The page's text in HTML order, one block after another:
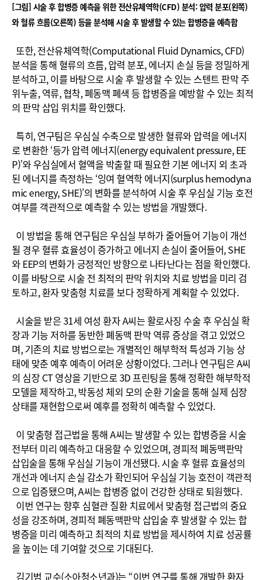
[그림] 시술 후 합병증 예측을 위한 전산유체역학(CFD) 분석: 압력 분포(왼쪽)
와 혈류 흐름(오른쪽) 등을 분석해 시술 후 발생할 수 있는 합병증을 예측함
또한, 전산유체역학(Computational Fluid Dynamics, CFD)
분석을 통해 혈류의 흐름, 압력 분포, 에너지 손실 등을 정밀하게
분석하고, 이를 바탕으로 시술 후 발생할 수 있는 스텐트 판막 주
위누출, 역류, 협착, 폐동맥 폐색 등 합병증을 예방할 수 있는 최적
의 판막 삽입 위치를 확인했다.
특히, 연구팀은 우심실 수축으로 발생한 혈류와 압력을 에너지
로 변환한 ‘등가 압력 에너지(energy equivalent pressure, EE
P)’와 우심실에서 혈액을 박출할 때 필요한 기본 에너지 외 초과
된 에너지를 측정하는 ‘잉여 혈역학 에너지(surplus hemodyna
mic energy, SHE)’의 변화를 분석하여 시술 후 우심실 기능 호전
여부를 객관적으로 예측할 수 있는 방법을 개발했다.
이 방법을 통해 연구팀은 우심실 부하가 줄어들어 기능이 개선
될 경우 혈류 효율성이 증가하고 에너지 손실이 줄어들어, SHE
와 EEP의 변화가 긍정적인 방향으로 나타난다는 점을 확인했다.
이를 바탕으로 시술 전 최적의 판막 위치와 치료 방법을 미리 검
토하고, 환자 맞춤형 치료를 보다 정확하게 계획할 수 있었다.
시술을 받은 31세 여성 환자 A씨는 활로사징 수술 후 우심실 확
장과 기능 저하를 동반한 폐동맥 판막 역류 증상을 겪고 있었으
며, 기존의 치료 방법으로는 개별적인 해부학적 특성과 기능 상
태에 맞춘 예후 예측이 어려운 상황이었다. 그러나 연구팀은 A씨
의 심장 CT 영상을 기반으로 3D 프린팅을 통해 정확한 해부학적
모델을 제작하고, 박동성 체외 모의 순환 기술을 통해 실제 심장
상태를 재현함으로써 예후를 정확히 예측할 수 있었다.
이 맞춤형 접근법을 통해 A씨는 발생할 수 있는 합병증을 시술
전부터 미리 예측하고 대응할 수 있었으며, 경피적 폐동맥판막
삽입술을 통해 우심실 기능이 개선됐다. 시술 후 혈류 효율성의
개선과 에너지 손실 감소가 확인되어 우심실 기능 호전이 객관적
으로 입증됐으며, A씨는 합병증 없이 건강한 상태로 퇴원했다.
이번 연구는 향후 심혈관 질환 치료에서 맞춤형 접근법의 중요
성을 강조하며, 경피적 폐동맥판막 삽입술 후 발생할 수 있는 합
병증을 미리 예측하고 최적의 치료 방법을 제시하여 치료 성공률
을 높이는 데 기여할 것으로 기대된다.
김기범 교수(소아청소년과)는 “이번 연구를 통해 개발한 환자